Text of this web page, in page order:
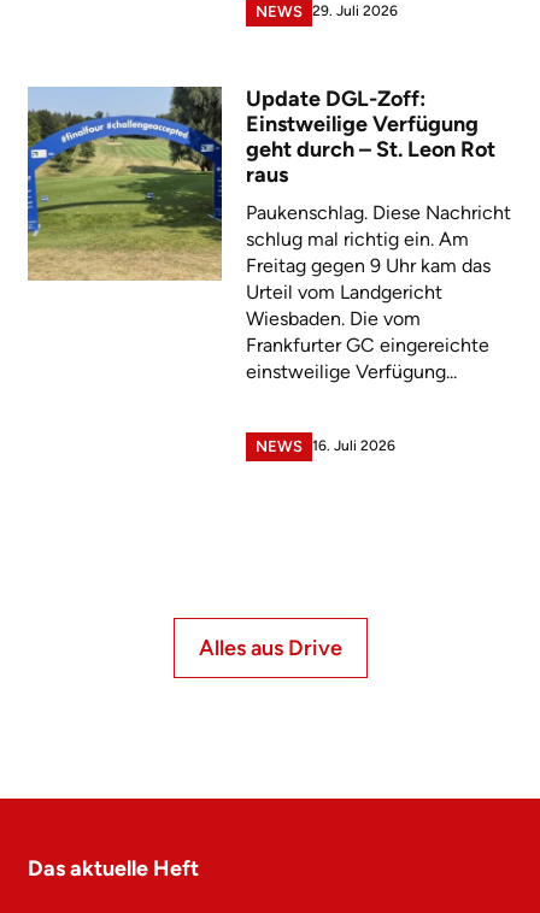
NEWS 29. Juli 2026
Update DGL-Zoff:
Einstweilige Verfügung
geht durch – St. Leon Rot
raus
Paukenschlag. Diese Nachricht
schlug mal richtig ein. Am
Freitag gegen 9 Uhr kam das
Urteil vom Landgericht
Wiesbaden. Die vom
Frankfurter GC eingereichte
einstweilige Verfügung...
NEWS 16. Juli 2026
Alles aus Drive
Das aktuelle Heft